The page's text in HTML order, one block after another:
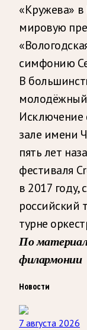
«Кружева» в
мировую
симфонию
В
молодёжный
Исключение
зале имени
пять лет
фестиваля
в 2017
российский
турне
По
филармонии
Новости
7 августа 2026